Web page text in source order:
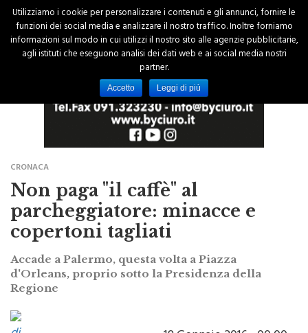
CRONACA
Non paga "il caffè" al
parcheggiatore: minacce e
copertoni tagliati
Accade a Palermo, questa volta a Piazza
d'Orleans, proprio sotto la Presidenza della
Regione
di
Utilizziamo i cookie per personalizzare i contenuti e gli annunci, fornire le
funzioni dei social media e analizzare il nostro traffico. Inoltre forniamo
informazioni sul modo in cui utilizzi il nostro sito alle agenzie pubblicitarie,
agli istituti che eseguono analisi dei dati web e ai social media nostri
partner.
Accetto Leggi di più